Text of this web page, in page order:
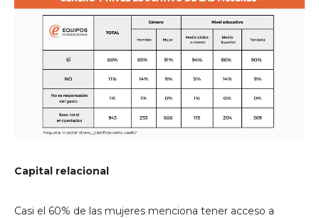
Capital relacional
Casi el 60% de las mujeres menciona tener acceso a